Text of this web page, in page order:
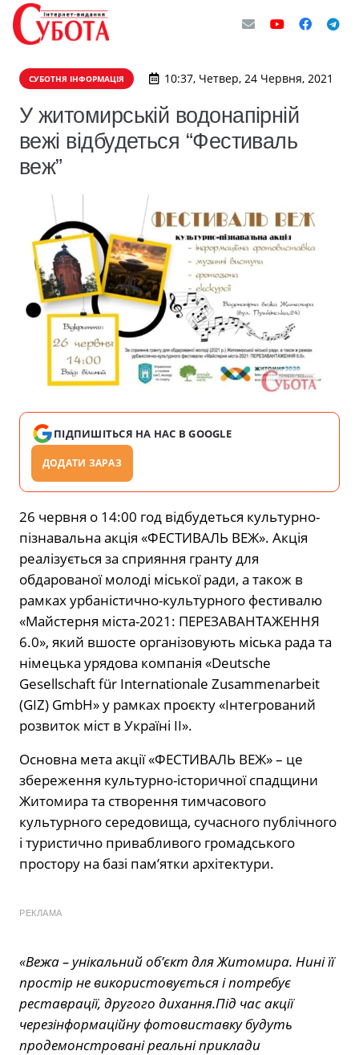
СУБОТНЯ ІНФОРМАЦІЯ 10:37, Четвер, 24 Червня, 2021
У житомирській водонапірній
вежі відбудеться “Фестиваль
веж”
ПІДПИШІТЬСЯ НА НАС В GOOGLE
ДОДАТИ ЗАРАЗ
26 червня о 14:00 год відбудеться культурно-
пізнавальна акція «ФЕСТИВАЛЬ ВЕЖ». Акція
реалізується за сприяння гранту для
обдарованої молоді міської ради, а також в
рамках урбаністично-культурного фестивалю
«Майстерня міста-2021: ПЕРЕЗАВАНТАЖЕННЯ
6.0», який вшосте організовують міська рада та
німецька урядова компанія «Deutsche
Gesellschaft für Internationale Zusammenarbeit
(GIZ) GmbH» у рамках проєкту «Інтегрований
розвиток міст в Україні ІІ».
Основна мета акції «ФЕСТИВАЛЬ ВЕЖ» – це
збереження культурно-історичної спадщини
Житомира та створення тимчасового
культурного середовища, сучасного публічного
і туристично привабливого громадського
простору на базі пам’ятки архітектури.
РЕКЛАМА
«Вежа – унікальний об’єкт для Житомира. Нині її
простір не використовується і потребує
реставрації, другого дихання.Під час акції
черезінформаційну фотовиставкубудуть
продемонстровані реальні приклади